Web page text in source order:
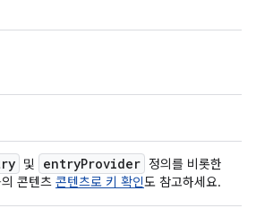
및 entryProvider 정의를 비롯한
콘텐츠 콘텐츠로 키 확인도 참고하세요.